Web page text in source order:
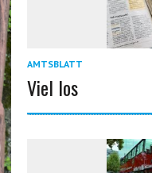
AMTSBLATT
Viel los